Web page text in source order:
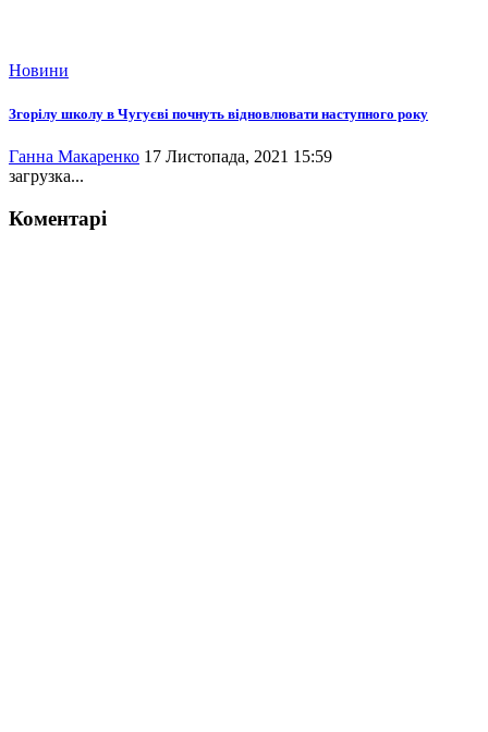
Новини
Згорілу школу в Чугуєві почнуть відновлювати наступного року
Ганна Макаренко 17 Листопада, 2021 15:59
загрузка...
Коментарі